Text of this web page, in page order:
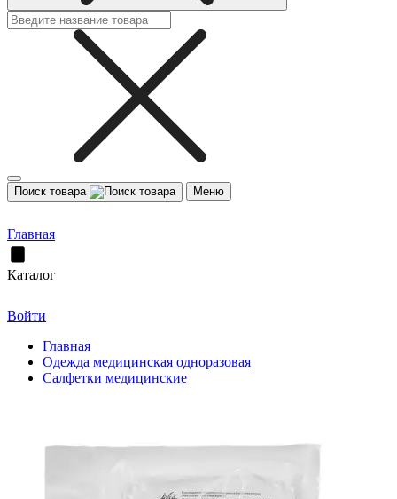
Поиск товара Меню
Главная
Каталог
Войти
Главная
Одежда медицинская одноразовая
Салфетки медицинские